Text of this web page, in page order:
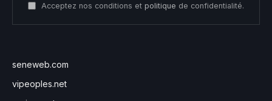
Acceptez nos conditions et politique de confidentialité.
seneweb.com
vipeoples.net